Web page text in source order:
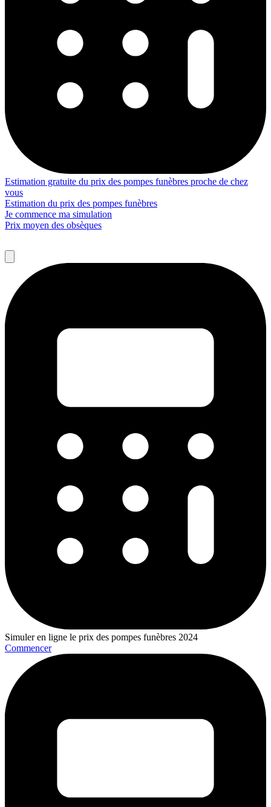
Estimation gratuite du prix des pompes funèbres proche de chez
vous
Estimation du prix des pompes funèbres
Je commence ma simulation
Prix moyen des obsèques
Simuler en ligne le prix des pompes funèbres 2024
Commencer